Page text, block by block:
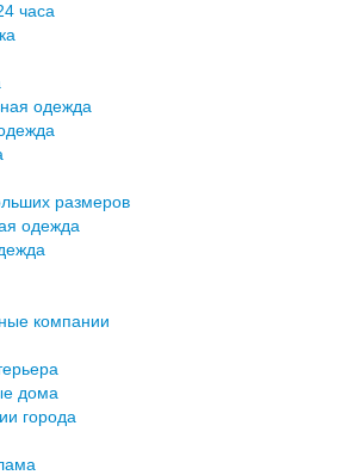
часа
одежда
размеров
одежда
компании
дома
города